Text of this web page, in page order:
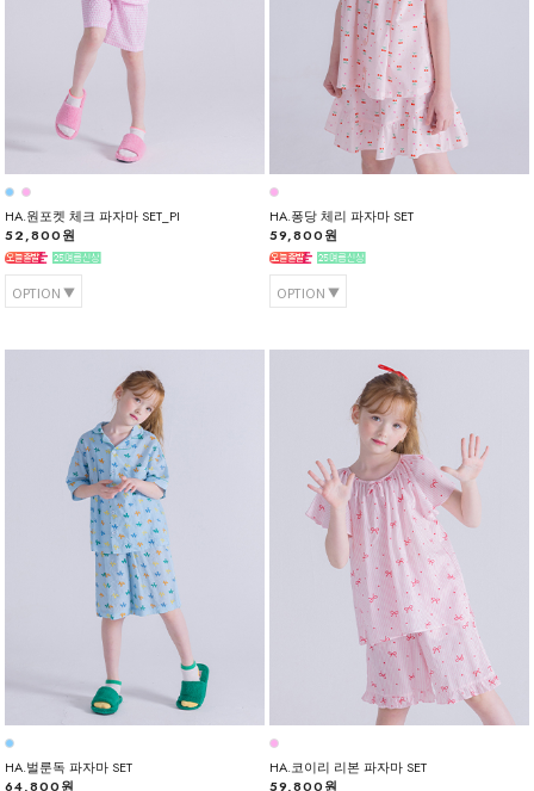
HA.원포켓 체크 파자마 SET_PI
52,800원
OPTION
HA.퐁당 체리 파자마 SET
59,800원
OPTION
HA.벌룬독 파자마 SET
64,800원
HA.코이리 리본 파자마 SET
59,800원